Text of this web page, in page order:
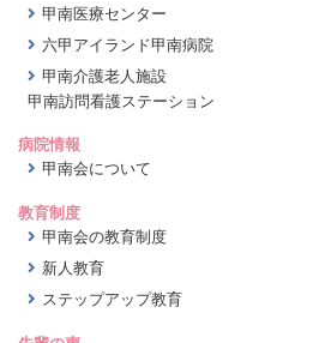
甲南医療センター
六甲アイランド甲南病院
甲南介護老人施設
甲南訪問看護ステーション
病院情報
甲南会について
教育制度
甲南会の教育制度
新人教育
ステップアップ教育